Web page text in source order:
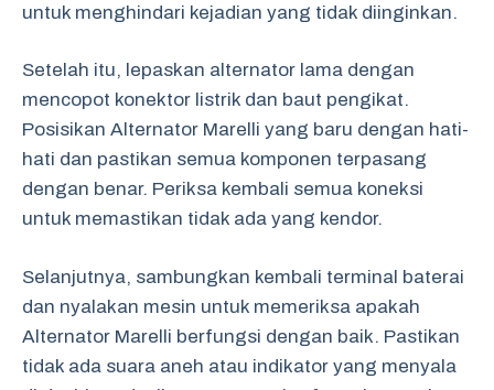
untuk menghindari kejadian yang tidak diinginkan.
Setelah itu, lepaskan alternator lama dengan
mencopot konektor listrik dan baut pengikat.
Posisikan Alternator Marelli yang baru dengan hati-
hati dan pastikan semua komponen terpasang
dengan benar. Periksa kembali semua koneksi
untuk memastikan tidak ada yang kendor.
Selanjutnya, sambungkan kembali terminal baterai
dan nyalakan mesin untuk memeriksa apakah
Alternator Marelli berfungsi dengan baik. Pastikan
tidak ada suara aneh atau indikator yang menyala